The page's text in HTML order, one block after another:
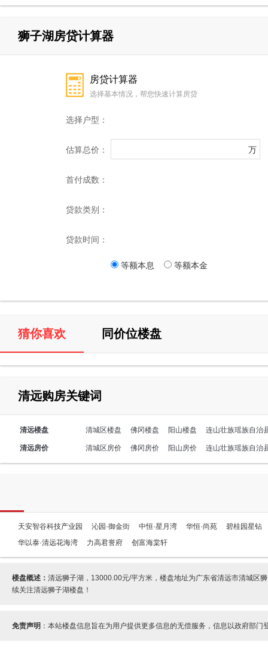
狮子湖房贷计算器
房贷计算器
选择基本情况，帮您快速计算房贷
选择户型：
估算总价： 万
首付成数：
贷款类别：
贷款时间：
等额本息 等额本金
猜你喜欢 同价位楼盘
清远购房关键词
清远楼盘 清城区楼盘 佛冈楼盘 阳山楼盘 连山壮族瑶族自治
清远房价 清城区房价 佛冈房价 阳山房价 连山壮族瑶族自治
天安智谷科技产业园 沁园·御金街 中恒·星月湾 华恒·尚苑
碧桂园星钻
华以泰·清远花海湾
力高君誉府 创富海棠轩
楼盘概述： 清远狮子湖，13000.00元/平方米，楼盘地址为广东省清远市清城区
续关注清远狮子湖楼盘！
免责声明 ：本站楼盘信息旨在为用户提供更多信息的无偿服务，信息以政府部门